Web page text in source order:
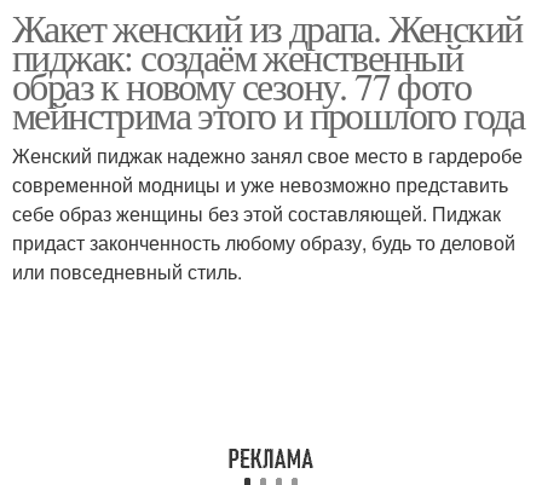
Жакет в технике Жакет с капюшоном
Женский жакет
Жакет из
двухстороннего
трикотажа
Жакет женский из драпа. Женский
пиджак: создаём женственный
образ к новому сезону. 77 фото
мейнстрима этого и прошлого года
Женский пиджак надежно занял свое место в гардеробе
современной модницы и уже невозможно представить
себе образ женщины без этой составляющей. Пиджак
придаст законченность любому образу, будь то деловой
или повседневный стиль.